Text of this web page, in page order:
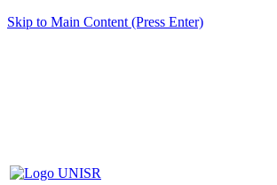
Skip to Main Content (Press Enter)